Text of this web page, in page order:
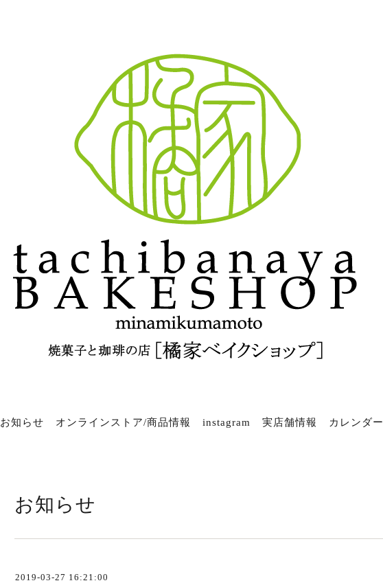
お知らせ オンラインストア/商品情報 instagram 実店舗情報 カレンダー
お知らせ
2019-03-27 16:21:00